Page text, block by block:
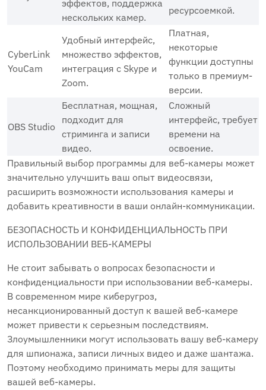
эффектов, поддержка
нескольких камер.
ресурсоемкой.
CyberLink
YouCam
Удобный интерфейс,
множество эффектов,
интеграция с Skype и
Zoom.
Платная,
некоторые
функции доступны
только в премиум-
версии.
OBS Studio
Бесплатная, мощная,
подходит для
стриминга и записи
видео.
Сложный
интерфейс, требует
времени на
освоение.
Правильный выбор программы для веб-камеры может
значительно улучшить ваш опыт видеосвязи,
расширить возможности использования камеры и
добавить креативности в ваши онлайн-коммуникации.
БЕЗОПАСНОСТЬ И КОНФИДЕНЦИАЛЬНОСТЬ ПРИ
ИСПОЛЬЗОВАНИИ ВЕБ-КАМЕРЫ
Не стоит забывать о вопросах безопасности и
конфиденциальности при использовании веб-камеры.
В современном мире киберугроз,
несанкционированный доступ к вашей веб-камере
может привести к серьезным последствиям.
Злоумышленники могут использовать вашу веб-камеру
для шпионажа, записи личных видео и даже шантажа.
Поэтому необходимо принимать меры для защиты
вашей веб-камеры.